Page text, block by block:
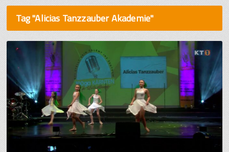
Tag "Alicias Tanzzauber Akademie"